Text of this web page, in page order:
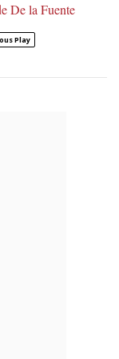
De la Fuente
Play